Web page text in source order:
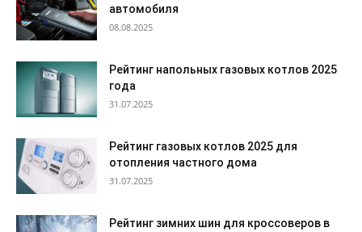
автомобиля
08.08.2025
Рейтинг напольных газовых котлов 2025
года
31.07.2025
Рейтинг газовых котлов 2025 для
отопления частного дома
31.07.2025
Рейтинг зимних шин для кроссоверов в